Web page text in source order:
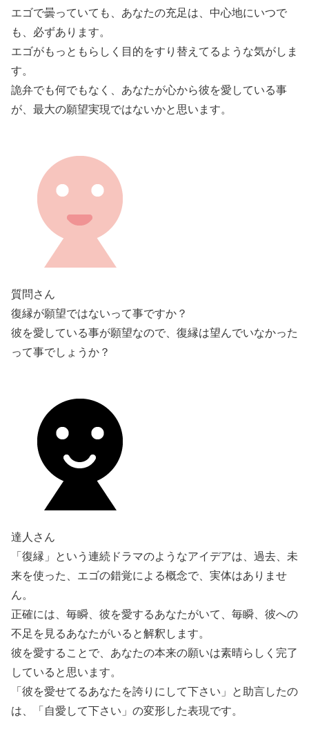
エゴで曇っていても、あなたの充足は、中心地にいつで
も、必ずあります。
エゴがもっともらしく目的をすり替えてるような気がしま
す。
詭弁でも何でもなく、あなたが心から彼を愛している事
が、最大の願望実現ではないかと思います。
質問さん
復縁が願望ではないって事ですか？
彼を愛している事が願望なので、復縁は望んでいなかった
って事でしょうか？
達人さん
「復縁」という連続ドラマのようなアイデアは、過去、未
来を使った、エゴの錯覚による概念で、実体はありませ
ん。
正確には、毎瞬、彼を愛するあなたがいて、毎瞬、彼への
不足を見るあなたがいると解釈します。
彼を愛することで、あなたの本来の願いは素晴らしく完了
していると思います。
「彼を愛せてるあなたを誇りにして下さい」と助言したの
は、「自愛して下さい」の変形した表現です。